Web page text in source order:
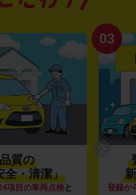
質の
全・清潔」
項目の車両点検と
03
登録か